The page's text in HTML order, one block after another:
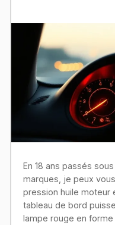
En 18 ans passés
marques, je peux
pression huile moteur
tableau de bord
lampe rouge en forme